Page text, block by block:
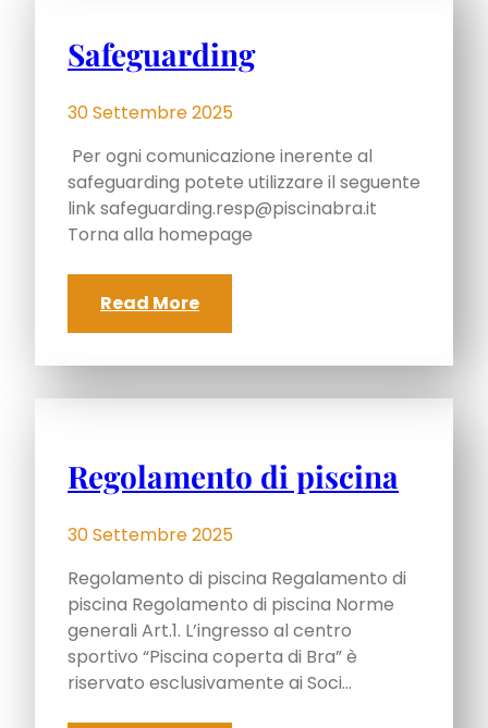
Safeguarding
30 Settembre 2025
Per ogni comunicazione inerente al
safeguarding potete utilizzare il seguente
linksafeguarding.resp@piscinabra.it
Torna alla homepage
Read More
Regolamento di piscina
30 Settembre 2025
Regolamento di piscina Regalamento di
piscina Regolamento di piscina Norme
generali Art.1. L’ingresso al centro
sportivo “Piscina coperta di Bra” è
riservato esclusivamente ai Soci…